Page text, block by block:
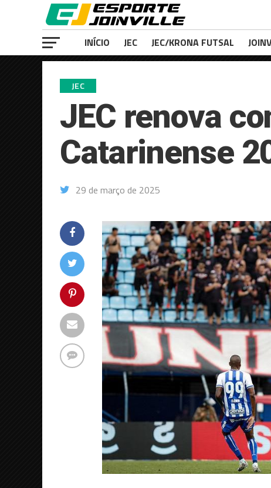
INÍCIO JEC JEC/KRONA FUTSAL
JEC
JEC renova
Catarinense
29 de março de 2025